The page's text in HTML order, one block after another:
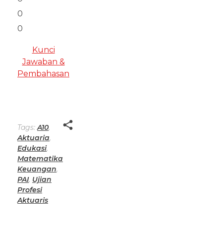
0
0
Kunci
Jawaban &
Pembahasan
Tags:A10,
Aktuaria,
Edukasi,
Matematika
Keuangan,
PAI, Ujian
Profesi
Aktuaris